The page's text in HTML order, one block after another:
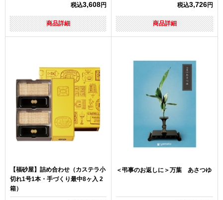
税込3,608円
商品詳細
税込3,726円
商品詳細
【福砂屋】詰め合わせ（カステラ小
切れ1号1本・手づくり最中8ヶ入 2
箱）
＜弔事のお返しに＞万葉 あさつゆ